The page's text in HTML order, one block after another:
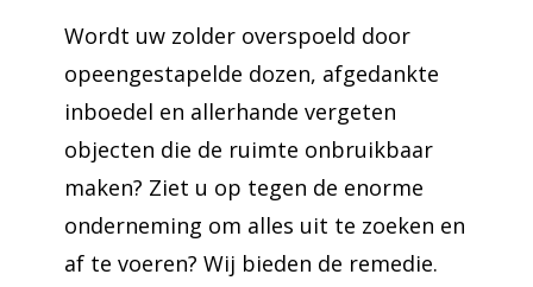
Wordt uw zolder overspoeld door
opeengestapelde dozen, afgedankte
inboedel en allerhande vergeten
objecten die de ruimte onbruikbaar
maken? Ziet u op tegen de enorme
onderneming om alles uit te zoeken en
af te voeren? Wij bieden de remedie.